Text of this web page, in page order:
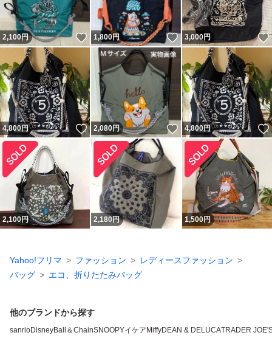
2,100円 いいね！
1,800円 いいね！
3,000円
4,800円 いいね！
2,080円 いいね！
4,800円
2,100円 2,180円 1,500円
Yahoo!フリマ ファッション
レディースファッション
バッグ
エコ、折りたたみバッグ
他のブランドから探す
sanrioDisneyBall＆ChainSNOOPYイケア MiffyDEAN & DELUCATRADER